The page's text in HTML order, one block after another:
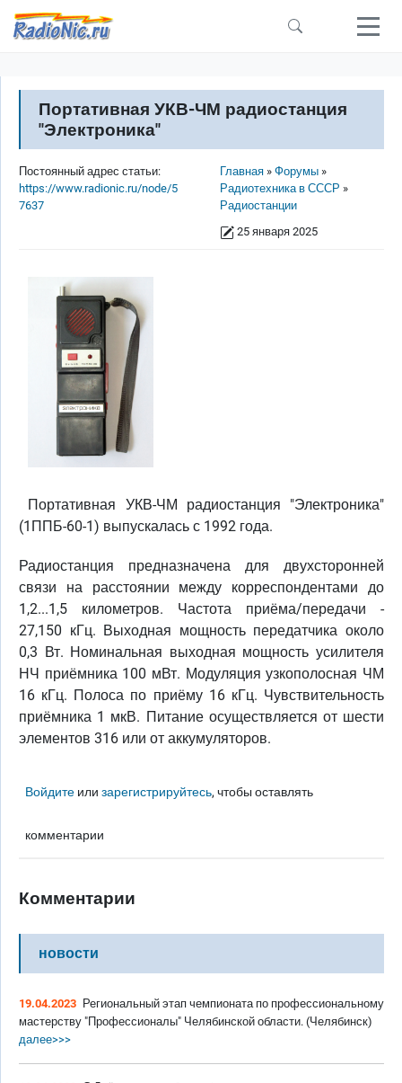
Перейти к основному содержанию
Портативная УКВ-ЧМ радиостанция
"Электроника"
Строка навигации
Главная
Форумы
Радиотехника в СССР
Радиостанции
25 января 2025
Постоянный адрес статьи:
https://www.radionic.ru/node/5
7637
Портативная УКВ-ЧМ радиостанция "Электроника"
(1ППБ-60-1) выпускалась с 1992 года.
Радиостанция предназначена для двухсторонней
связи на расстоянии между корреспондентами до
1,2...1,5 километров. Частота приёма/передачи -
27,150 кГц. Выходная мощность передатчика около
0,3 Вт. Номинальная выходная мощность усилителя
НЧ приёмника 100 мВт. Модуляция узкополосная ЧМ
16 кГц. Полоса по приёму 16 кГц. Чувствительность
приёмника 1 мкВ. Питание осуществляется от шести
элементов 316 или от аккумуляторов.
Войдите илизарегистрируйтесь, чтобы оставлять
комментарии
Комментарии
новости
19.04.2023 Региональный этап чемпионата по профессиональному
мастерству "Профессионалы" Челябинской области. (Челябинск)
далее>>>